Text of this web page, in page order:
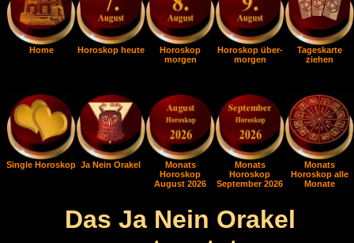
Home Horoskop heute
Horoskop
morgen
Horoskop über-
morgen
Tageskarte
ziehen
Single Horoskop Ja Nein Orakel
Monats
Horoskop
August 2026
Monats
Horoskop
September 2026
Monats
Horoskop alle
Monate
Das Ja Nein Orakel